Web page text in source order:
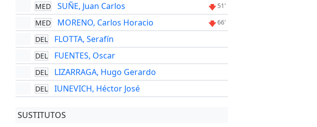
MED SUÑE, Juan Carlos 51'
MED MORENO, Carlos Horacio 66'
DEL FLOTTA, Serafín
DEL FUENTES, Oscar
DEL LIZARRAGA, Hugo Gerardo
DEL IUNEVICH, Héctor José
SUSTITUTOS